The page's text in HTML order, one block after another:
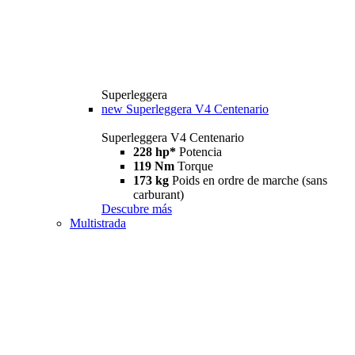
Superleggera
new Superleggera V4 Centenario
Superleggera V4 Centenario
228 hp* Potencia
119 Nm Torque
173 kg Poids en ordre de marche (sans
carburant)
Descubre más
Multistrada